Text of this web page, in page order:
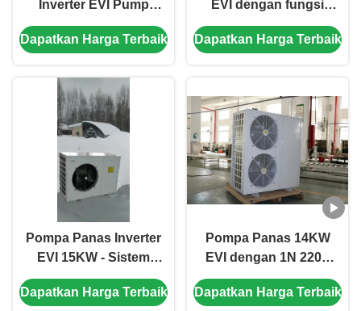
Inverter EVI Pump
Panas dengan R410A
Refrigerant 35.5KW
~ 43 °C Operasi
Ambient Temperature
Dapatkan Harga Terbaik
EVI dengan fungsi
anti beku untuk air
panas komersial di
Dapatkan Harga Terbaik
Pompa Panas Inverter
EVI 15KW - Sistem
Pemanasan dan
Pendinginan Hemat
Dapatkan Harga Terbaik
Pompa Panas 14KW
EVI dengan 1N 220V
50HZ Power Supply
untuk pemanasan air
Dapatkan Harga Terbaik